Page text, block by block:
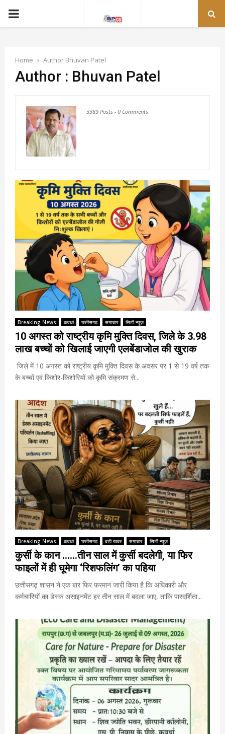
PRIMARY
Home Author Bhuvan Patel
Author : Bhuvan Patel
3389 Posts - 0 Comments
Breaking News कवर्धा छत्तीसगढ़ समाचार सिटी न्यूज़
10 अगस्त को राष्ट्रीय कृमि मुक्ति दिवस, जिले के 3.98
लाख बच्चों को खिलाई जाएगी एलबेंडाजोल की खुराक
जिले में 10 अगस्त को राष्ट्रीय कृमि मुक्ति दिवस के अवसर पर 1 से 19 वर्ष तक
के बच्चों एवं किशोर-किशोरियों को कृमि संक्रमण से...
Breaking News कवर्धा छत्तीसगढ़ बड़ी खबर समाचार सिटी न्यूज़
कुर्सी के कान ……तीन साल में कुर्सी बदलेगी, या फिर
फाइलों में ही घूमेगा ‘रिशफलिंग’ का पहिया
छत्तीसगढ़ शासन ने एक बार फिर फरमान जारी किया है कि अधिकारी और
कर्मचारियों का डेस्क असाइनमेंट हर तीन साल में बदला जाए, ताकि पारदर्शिता...